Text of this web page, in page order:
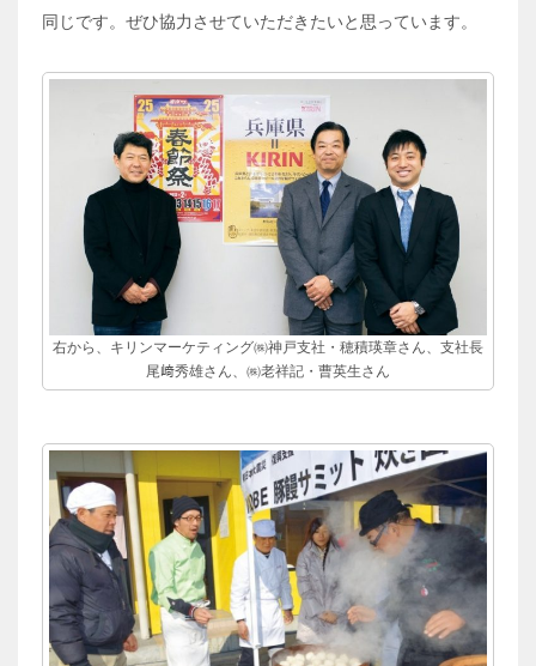
同じです。ぜひ協力させていただきたいと思っています。
右から、キリンマーケティング㈱神戸支社・穂積瑛章さん、支社長
尾﨑秀雄さん、㈱老祥記・曹英生さん